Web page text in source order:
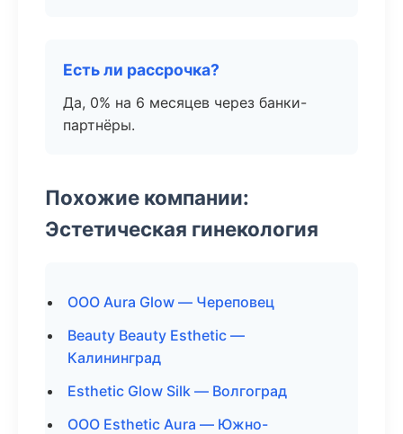
Есть ли рассрочка?
Да, 0% на 6 месяцев через банки-
партнёры.
Похожие компании:
Эстетическая гинекология
ООО Aura Glow — Череповец
Beauty Beauty Esthetic —
Калининград
Esthetic Glow Silk — Волгоград
ООО Esthetic Aura — Южно-